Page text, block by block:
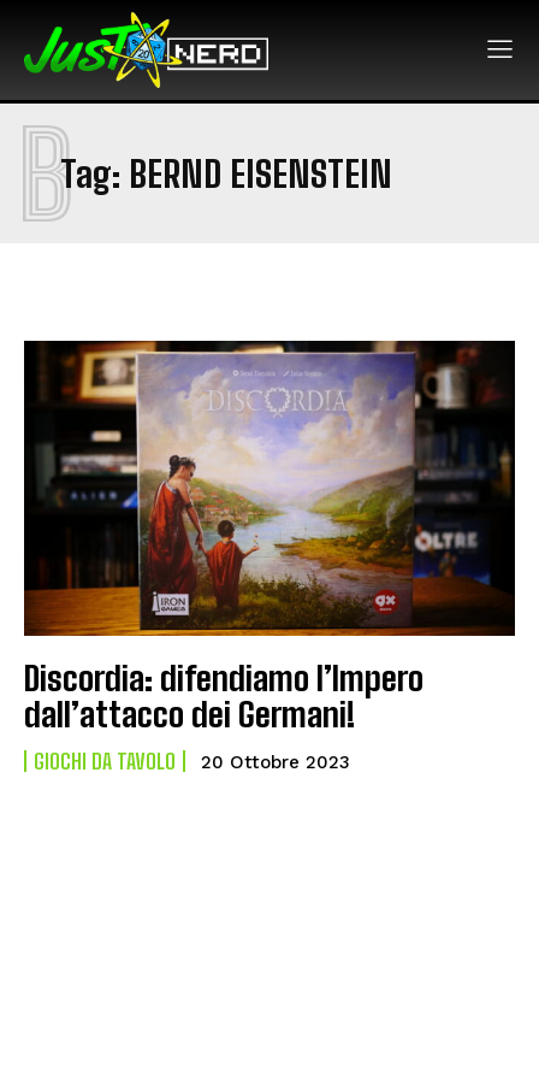
Tag: BERND EISENSTEIN
B
Discordia: difendiamo l’Impero
dall’attacco dei Germani!
GIOCHI DA TAVOLO 20 Ottobre 2023